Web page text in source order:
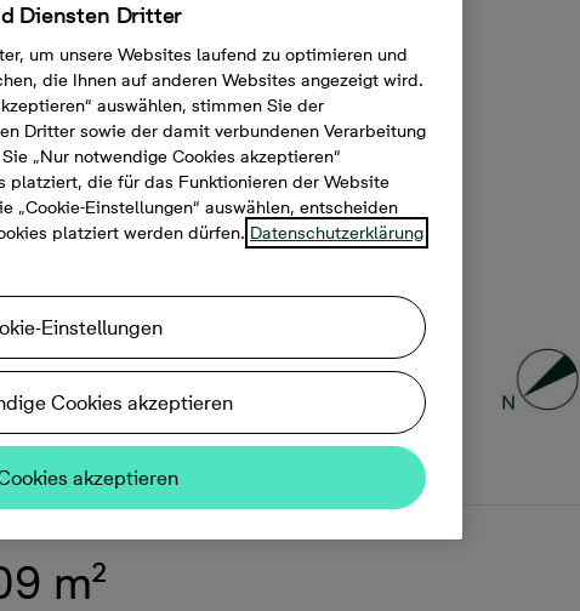
m²
Diensten Dritter
um unsere Websites laufend zu optimieren und
die Ihnen auf anderen Websites angezeigt wird.
auswählen, stimmen Sie der
Dritter sowie der damit verbundenen Verarbeitung
„Nur notwendige Cookies akzeptieren“
platziert, die für das Funktionieren der Website
„Cookie-Einstellungen“ auswählen, entscheiden
platziert werden dürfen. Datenschutzerklärung
Einstellungen
Cookies akzeptieren
akzeptieren